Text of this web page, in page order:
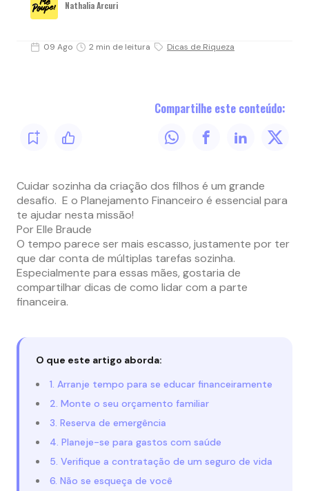
Nathalia Arcuri
09 Ago 2 min de leitura Dicas de Riqueza
Compartilhe este conteúdo:
Cuidar sozinha da criação dos filhos é um grande
desafio. E o Planejamento Financeiro é essencial para
te ajudar nesta missão!
Por Elle Braude
O tempo parece ser mais escasso, justamente por ter
que dar conta de múltiplas tarefas sozinha.
Especialmente para essas mães, gostaria de
compartilhar dicas de como lidar com a parte
financeira.
O que este artigo aborda:
1. Arranje tempo para se educar financeiramente
2. Monte o seu orçamento familiar
3. Reserva de emergência
4. Planeje-se para gastos com saúde
5. Verifique a contratação de um seguro de vida
6. Não se esqueça de você